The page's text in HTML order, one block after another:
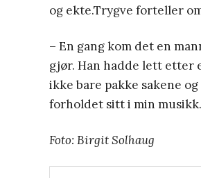
og ekte.Trygve forteller
– En gang kom det en
gjør. Han hadde lett etter
ikke bare pakke sakene
forholdet sitt i min
Foto: Birgit Solhaug